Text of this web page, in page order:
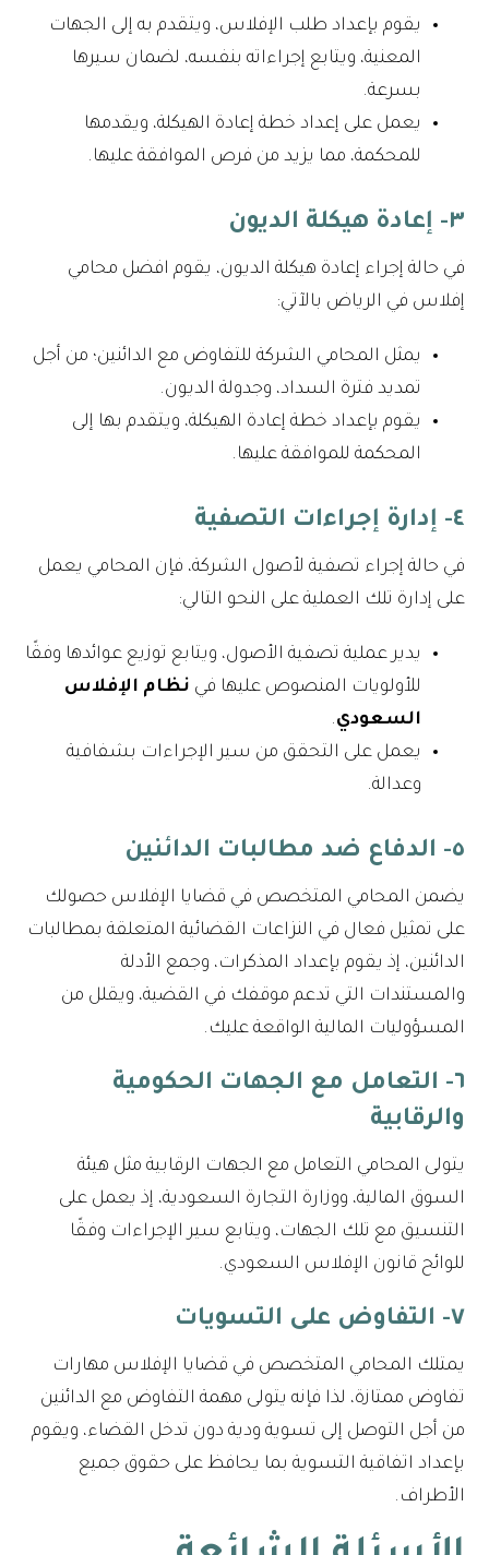
يقوم بإعداد طلب الإفلاس، ويتقدم به إلى الجهات
المعنية، ويتابع إجراءاته بنفسه، لضمان سيرها
بسرعة.
يعمل على إعداد خطة إعادة الهيكلة، ويقدمها
للمحكمة، مما يزيد من فرص الموافقة عليها.
٣- إعادة هيكلة الديون
في حالة إجراء إعادة هيكلة الديون، يقوم افضل محامي
إفلاس في الرياض بالآتي:
يمثل المحامي الشركة للتفاوض مع الدائنين؛ من أجل
تمديد فترة السداد، وجدولة الديون.
يقوم بإعداد خطة إعادة الهيكلة، ويتقدم بها إلى
المحكمة للموافقة عليها.
٤- إدارة إجراءات التصفية
في حالة إجراء تصفية لأصول الشركة، فإن المحامي يعمل
على إدارة تلك العملية على النحو التالي:
يدير عملية تصفية الأصول، ويتابع توزيع عوائدها وفقًا
للأولويات المنصوص عليها في نظام الإفلاس
السعودي.
يعمل على التحقق من سير الإجراءات بشفافية
وعدالة.
٥- الدفاع ضد مطالبات الدائنين
يضمن المحامي المتخصص في قضايا الإفلاس حصولك
على تمثيل فعال في النزاعات القضائية المتعلقة بمطالبات
الدائنين، إذ يقوم بإعداد المذكرات، وجمع الأدلة
والمستندات التي تدعم موقفك في القضية، ويقلل من
المسؤوليات المالية الواقعة عليك.
٦- التعامل مع الجهات الحكومية
والرقابية
يتولى المحامي التعامل مع الجهات الرقابية مثل هيئة
السوق المالية، ووزارة التجارة السعودية، إذ يعمل على
التنسيق مع تلك الجهات، ويتابع سير الإجراءات وفقًا
للوائح قانون الإفلاس السعودي.
٧- التفاوض على التسويات
يمتلك المحامي المتخصص في قضايا الإفلاس مهارات
تفاوض ممتازة، لذا فإنه يتولى مهمة التفاوض مع الدائنين
من أجل التوصل إلى تسوية ودية دون تدخل القضاء، ويقوم
بإعداد اتفاقية التسوية بما يحافظ على حقوق جميع
الأطراف.